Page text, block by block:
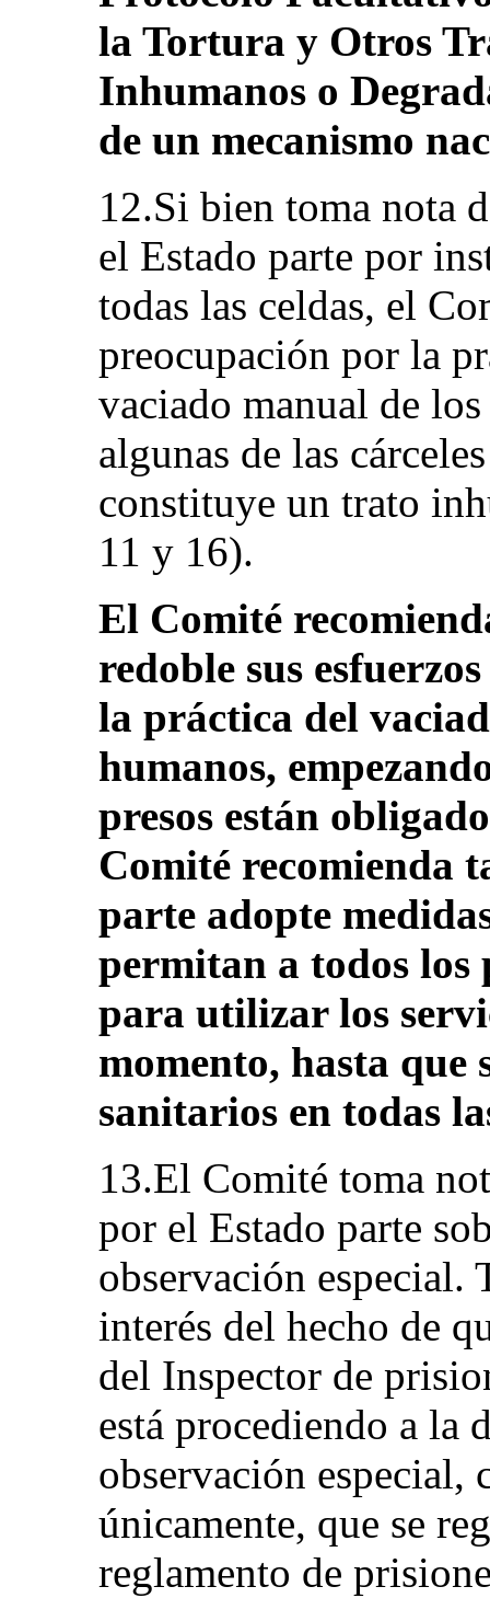
la Tortura y Otros
Inhumanos o
de un mecanismo
12.Si bien toma nota
el Estado parte por
todas las celdas, el
preocupación por la
vaciado manual de
algunas de las
constituye un trato
11 y 16).
El Comité
redoble sus
la práctica del
humanos,
presos están
Comité recomienda
parte adopte
permitan a todos los
para utilizar los
momento, hasta que
sanitarios en todas
13.El Comité toma
por el Estado parte
observación especial.
interés del hecho de
del Inspector de
está procediendo a la
observación especial,
únicamente, que se
reglamento de